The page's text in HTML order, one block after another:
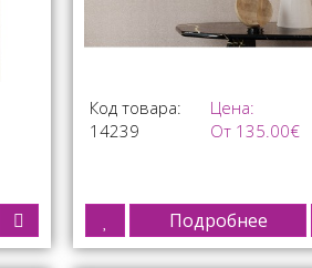
Код товара:
14239
Цена:
От 135.00€
Подробнее